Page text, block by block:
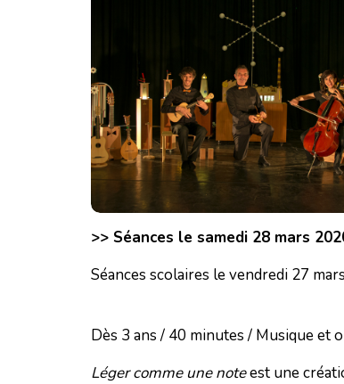
>> Séances le samedi 28 mars
Séances scolaires le vendredi 27
Dès 3 ans / 40 minutes / Musique et
Léger comme une noteest une